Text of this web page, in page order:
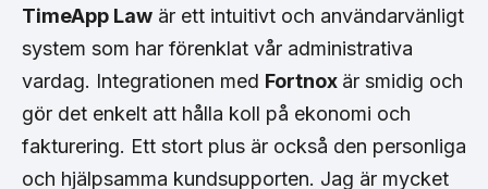
TimeApp Law är ett intuitivt och användarvänligt
system som har förenklat vår administrativa
vardag. Integrationen med Fortnox är smidig och
gör det enkelt att hålla koll på ekonomi och
fakturering. Ett stort plus är också den personliga
och hjälpsamma kundsupporten. Jag är mycket